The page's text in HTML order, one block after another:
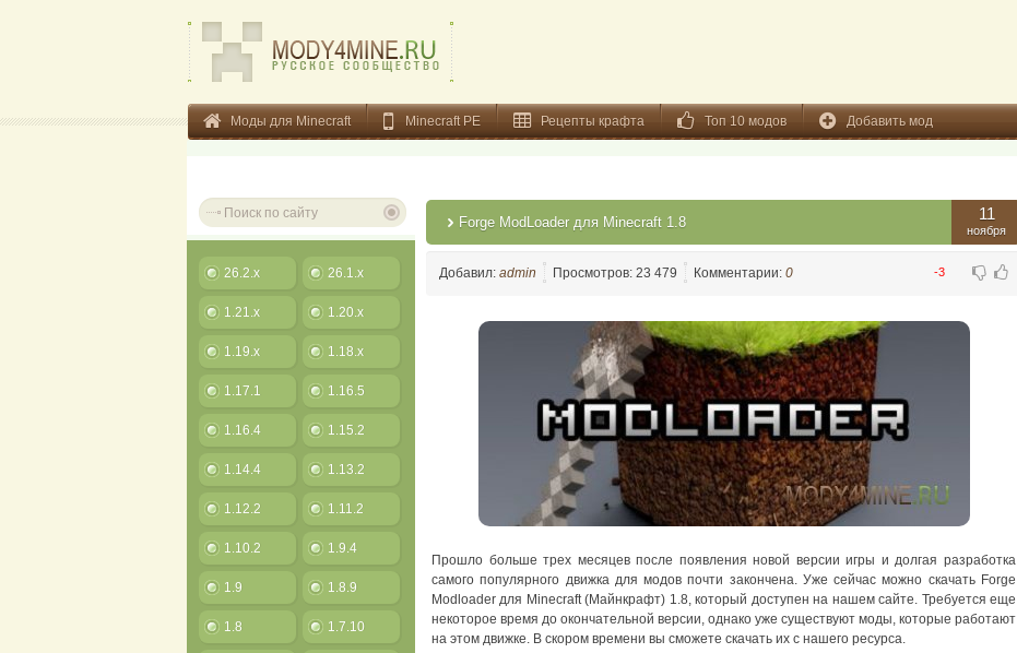
Моды для Minecraft Minecraft PE Рецепты крафта Топ 10 модов Добавить мод
26.2.x 26.1.x
1.21.x 1.20.x
1.19.x 1.18.x
1.17.1 1.16.5
1.16.4 1.15.2
1.14.4 1.13.2
1.12.2 1.11.2
1.10.2 1.9.4
1.9 1.8.9
1.8 1.7.10
Forge ModLoader для Minecraft 1.8 11
ноября
Добавил: admin Просмотров: 23 479 Комментарии: 0 -3
Прошло больше трех месяцев после появления новой версии игры и долгая разработка
самого популярного движка для модов почти закончена. Уже сейчас можно скачать Forge
Modloader для Minecraft (Майнкрафт) 1.8, который доступен на нашем сайте. Требуется еще
некоторое время до окончательной версии, однако уже существуют моды, которые работают
на этом движке. В скором времени вы сможете скачать их с нашего ресурса.